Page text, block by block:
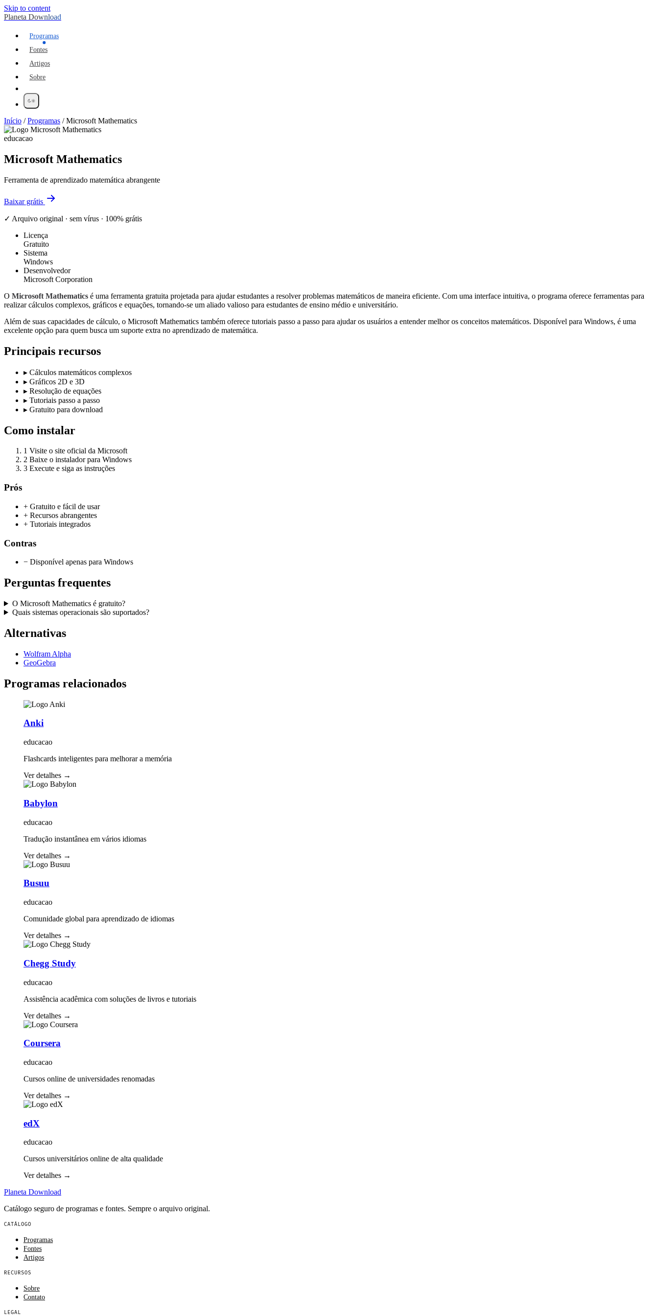
Skip to content
Planeta Download
Programas
Fontes
Artigos
Sobre
Início /Programas /Microsoft Mathematics
educacao
Microsoft Mathematics
Ferramenta de aprendizado matemática abrangente
Baixar grátis
✓ Arquivo original · sem vírus · 100% grátis
Licença
Gratuito
Sistema
Windows
Desenvolvedor
Microsoft Corporation
O Microsoft Mathematics é uma ferramenta gratuita projetada para ajudar estudantes a resolver problemas matemáticos de maneira eficiente. Com uma interface intuitiva, o programa oferece ferramentas para
realizar cálculos complexos, gráficos e equações, tornando-se um aliado valioso para estudantes de ensino médio e universitário.
Além de suas capacidades de cálculo, o Microsoft Mathematics também oferece tutoriais passo a passo para ajudar os usuários a entender melhor os conceitos matemáticos. Disponível para Windows, é uma
excelente opção para quem busca um suporte extra no aprendizado de matemática.
Principais recursos
▸ Cálculos matemáticos complexos
▸ Gráficos 2D e 3D
▸ Resolução de equações
▸ Tutoriais passo a passo
▸ Gratuito para download
Como instalar
1 Visite o site oficial da Microsoft
2 Baixe o instalador para Windows
3 Execute e siga as instruções
Prós
+ Gratuito e fácil de usar
+ Recursos abrangentes
+ Tutoriais integrados
Contras
− Disponível apenas para Windows
Perguntas frequentes
O Microsoft Mathematics é gratuito?
Quais sistemas operacionais são suportados?
Alternativas
Wolfram Alpha
GeoGebra
Programas relacionados
Anki
educacao
Flashcards inteligentes para melhorar a memória
Ver detalhes →
Babylon
educacao
Tradução instantânea em vários idiomas
Ver detalhes →
Busuu
educacao
Comunidade global para aprendizado de idiomas
Ver detalhes →
Chegg Study
educacao
Assistência acadêmica com soluções de livros e tutoriais
Ver detalhes →
Coursera
educacao
Cursos online de universidades renomadas
Ver detalhes →
edX
educacao
Cursos universitários online de alta qualidade
Ver detalhes →
Planeta Download
Catálogo seguro de programas e fontes. Sempre o arquivo original.
CATÁLOGO
Programas
Fontes
Artigos
RECURSOS
Sobre
Contato
LEGAL